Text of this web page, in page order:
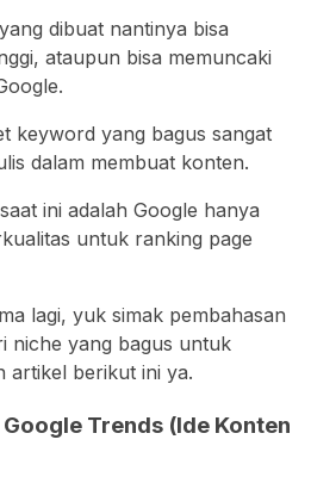
dibuat nantinya bisa
ataupun bisa memuncaki
keyword yang bagus sangat
dalam membuat konten.
ini adalah Google hanya
untuk ranking page
lagi, yuk simak pembahasan
niche yang bagus untuk
artikel berikut ini ya.
Trends (Ide Konten